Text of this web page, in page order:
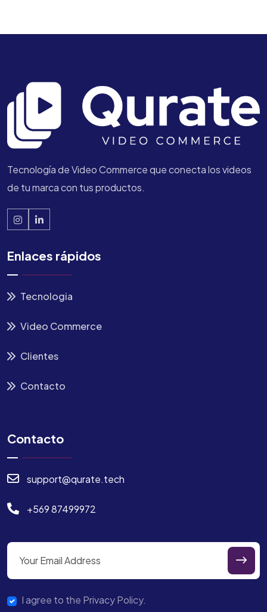
Tecnología de Video Commerce que conecta los videos
de tu marca con tus productos.
Enlaces rápidos
Tecnologia
Video Commerce
Clientes
Contacto
Contacto
support@qurate.tech
+569 87499972
I agree to the Privacy Policy.